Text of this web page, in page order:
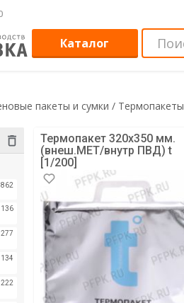
Каталог
пакеты и сумки / Термопакеты
862
136
277
134
222
Термопакет 320х350 мм.
(внеш.МЕТ/внутр ПВД) t
[1/200]